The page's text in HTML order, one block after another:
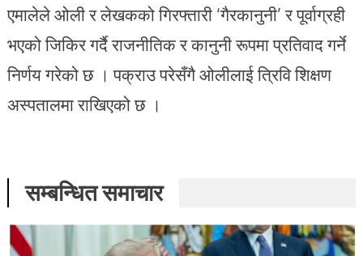
एमालेले ओली र लेखकको गिरफ्तारी ‘गैरकानुनी’ र पूर्वाग्रही
भएको जिकिर गर्दै राजनीतिक र कानुनी रूपमा प्रतिवाद गर्ने
निर्णय गरेको छ । पक्राउ परेसँगै ओलीलाई त्रिवि शिक्षण
अस्पतालमा राखिएको छ ।
सम्बन्धित समाचार